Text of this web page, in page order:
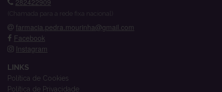
282422909
(Chamada para a rede fixa nacional)
farmacia.pedra.mourinha@gmail.com
Facebook
Instagram
LINKS
Política de Cookies
Política de Privacidade